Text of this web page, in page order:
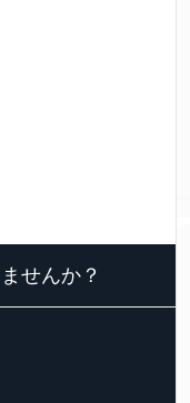
せんか？